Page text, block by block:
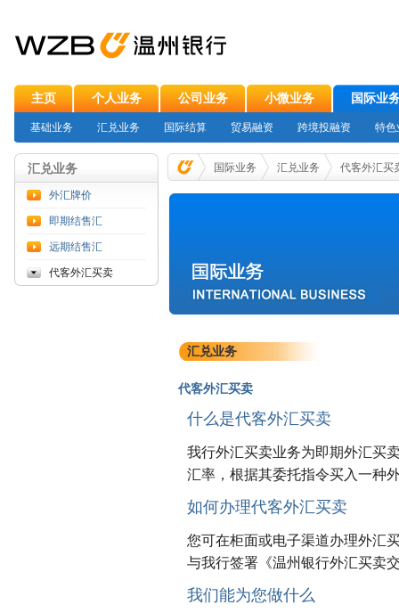
主页 个人业务 公司业务 小微业务 国际业
基础业务 汇兑业务 国际结算 贸易融资 跨境投融资 特色
汇兑业务
外汇牌价
即期结售汇
远期结售汇
代客外汇买卖
国际业务 汇兑业务 代客外汇买
汇兑业务
代客外汇买卖
什么是代客外汇买卖
我行外汇买卖业务为即期外汇买
汇率，根据其委托指令买入一种
如何办理代客外汇买卖
您可在柜面或电子渠道办理外汇
与我行签署《温州银行外汇买卖
我们能为您做什么